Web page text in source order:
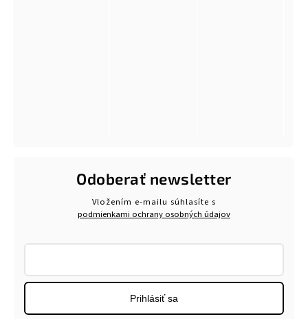
Odoberať newsletter
Vložením e-mailu súhlasíte s
podmienkami ochrany osobných údajov
Prihlásiť sa